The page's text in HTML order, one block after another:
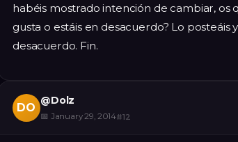
habéis mostrado intención de cambiar, os
gusta o estáis en desacuerdo? Lo
desacuerdo. Fin.
DO
@Dolz
📅 January 29, 2014#12